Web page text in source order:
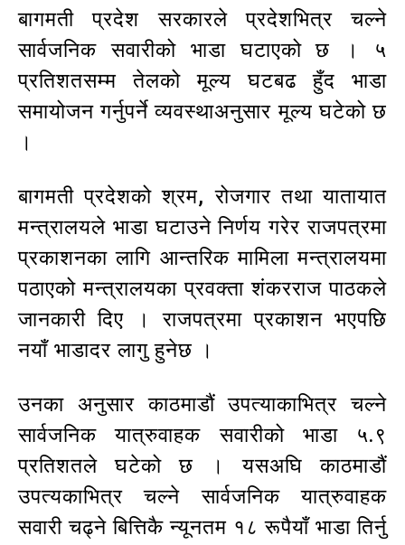
बागमती प्रदेश सरकारले प्रदेशभित्र चल्ने
सार्वजनिक सवारीको भाडा घटाएको छ । ५
प्रतिशतसम्म तेलको मूल्य घटबढ हुँद भाडा
समायोजन गर्नुपर्ने व्यवस्थाअनुसार मूल्य घटेको छ
।
बागमती प्रदेशको श्रम, रोजगार तथा यातायात
मन्त्रालयले भाडा घटाउने निर्णय गरेर राजपत्रमा
प्रकाशनका लागि आन्तरिक मामिला मन्त्रालयमा
पठाएको मन्त्रालयका प्रवक्ता शंकरराज पाठकले
जानकारी दिए । राजपत्रमा प्रकाशन भएपछि
नयाँ भाडादर लागु हुनेछ ।
उनका अनुसार काठमाडौं उपत्याकाभित्र चल्ने
सार्वजनिक यात्रुवाहक सवारीको भाडा ५.९
प्रतिशतले घटेको छ । यसअघि काठमाडौं
उपत्यकाभित्र चल्ने सार्वजनिक यात्रुवाहक
सवारी चढ्ने बित्तिकै न्यूनतम १८ रूपैयाँ भाडा तिर्नु